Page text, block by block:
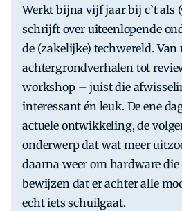
Werkt bijna vijf jaar bij c’t als
schrijft over uiteenlopende
de (zakelijke) techwereld.
achtergrondverhalen tot
workshop – juist die
interessant én leuk. De ene
actuele ontwikkeling, de
onderwerp dat wat meer
daarna weer om hardware
bewijzen dat er achter alle
echt iets schuilgaat.